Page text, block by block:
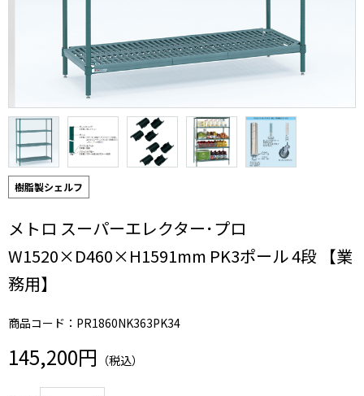
樹脂製シェルフ
メトロ スーパーエレクター･プロ
W1520×D460×H1591mm PK3ポール 4段 【業
務用】
商品コード：PR1860NK363PK34
145,200円 （税込）